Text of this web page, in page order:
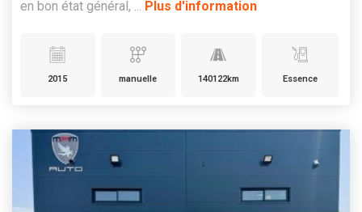
en bon état général, ... Plus d'information
2015 manuelle 140122km Essence